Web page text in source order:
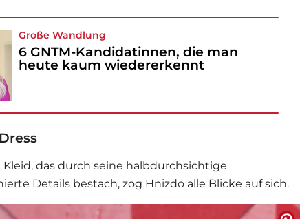
Große Wandlung
6 GNTM-Kandidatinnen, die man
heute kaum wiedererkennt
das durch seine halbdurchsichtige
Details bestach, zog Hnizdo alle Blicke auf sich.